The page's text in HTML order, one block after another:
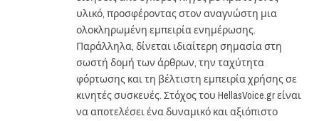
υλικό, προσφέροντας στον αναγνώστη μια
ολοκληρωμένη εμπειρία ενημέρωσης.
Παράλληλα, δίνεται ιδιαίτερη σημασία στη
σωστή δομή των άρθρων, την ταχύτητα
φόρτωσης και τη βέλτιστη εμπειρία χρήσης σε
κινητές συσκευές. Στόχος του HellasVoice.gr είναι
να αποτελέσει ένα δυναμικό και αξιόπιστο